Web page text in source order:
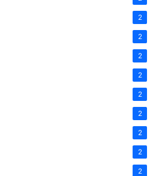
2
2
2
2
2
2
2
2
2